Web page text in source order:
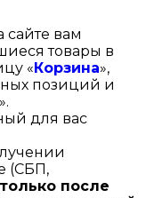
сайте вам
товары в
«Корзина»,
позиций и
».
для вас
(СБП,
после